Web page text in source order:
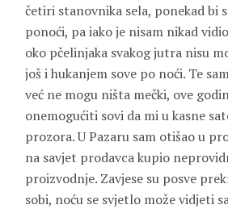
četiri stanovnika sela, ponekad bi
ponoći, pa iako je nisam nikad
oko pčelinjaka svakog jutra nisu
još i hukanjem sove po noći. Te
već ne mogu ništa mečki, ove
onemogućiti sovi da mi u kasne
prozora. U Pazaru sam otišao u
na savjet prodavca kupio
proizvodnje. Zavjese su posve
sobi, noću se svjetlo može vidjeti